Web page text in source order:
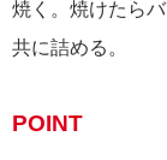
焼く。焼けたら
共に詰める。
POINT